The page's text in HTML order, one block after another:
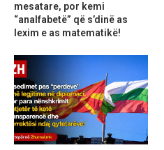
mesatare, por kemi
“analfabetë” që s’dinë as
lexim e as matematikë!